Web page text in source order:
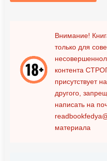
Внимание!
только для
контента
присутствует
другого,
написать на
материала